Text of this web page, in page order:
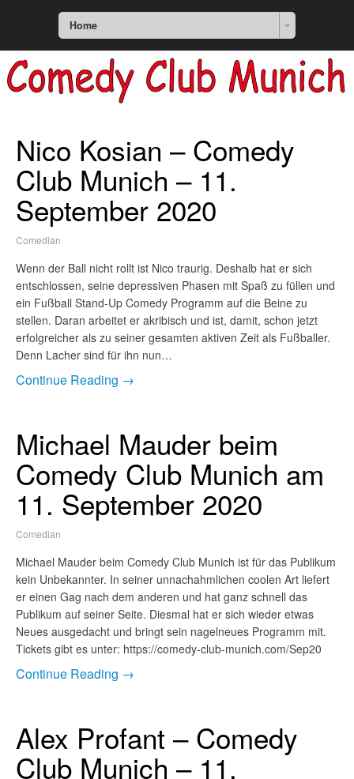
Home
Nico Kosian – Comedy
Club Munich – 11.
September 2020
Comedian
Wenn der Ball nicht rollt ist Nico traurig. Deshalb hat er sich
entschlossen, seine depressiven Phasen mit Spaß zu füllen und
ein Fußball Stand-Up Comedy Programm auf die Beine zu
stellen. Daran arbeitet er akribisch und ist, damit, schon jetzt
erfolgreicher als zu seiner gesamten aktiven Zeit als Fußballer.
Denn Lacher sind für ihn nun…
Continue Reading →
Michael Mauder beim
Comedy Club Munich am
11. September 2020
Comedian
Michael Mauder beim Comedy Club Munich ist für das Publikum
kein Unbekannter. In seiner unnachahmlichen coolen Art liefert
er einen Gag nach dem anderen und hat ganz schnell das
Publikum auf seiner Seite. Diesmal hat er sich wieder etwas
Neues ausgedacht und bringt sein nagelneues Programm mit.
Tickets gibt es unter: https://comedy-club-munich.com/Sep20
Continue Reading →
Alex Profant – Comedy
Club Munich – 11.